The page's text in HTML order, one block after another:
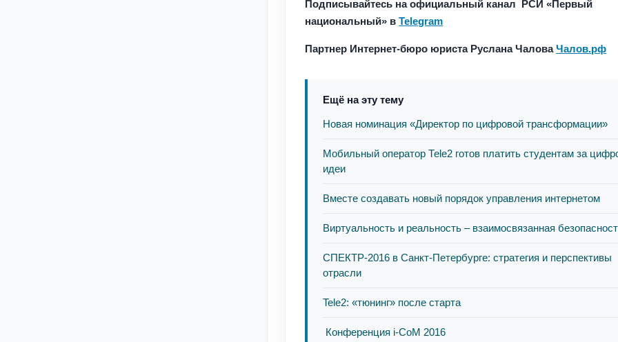
Подписывайтесь на официальный канал РСИ «Первый
национальный» вTelegram
Партнер Интернет-бюро юриста Руслана ЧаловаЧалов.рф
Ещё на эту тему
Новая номинация «Директор по цифровой трансформации»
Мобильный оператор Теle2 готов платить студентам за
идеи
Вместе создавать новый порядок управления интернетом
Виртуальность и реальность – взаимосвязанная
СПЕКТР-2016 в Санкт-Петербурге: стратегия и перспективы
отрасли
Tele2: «тюнинг» после старта
Конференция i-CоM 2016